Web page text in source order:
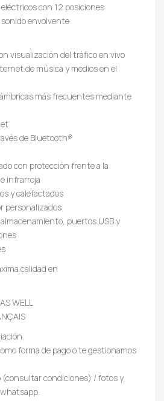
con 12 posiciones
envolvente
visualización del tráfico en vivo
de música y medios en el
más frecuentes mediante
de Bluetooth®
con protección frente a la
infrarroja
y calefactados
personalizados
puertos USB y
calidad en
WELL
forma de pago o te gestionamos
(consultar condiciones) / fotos y